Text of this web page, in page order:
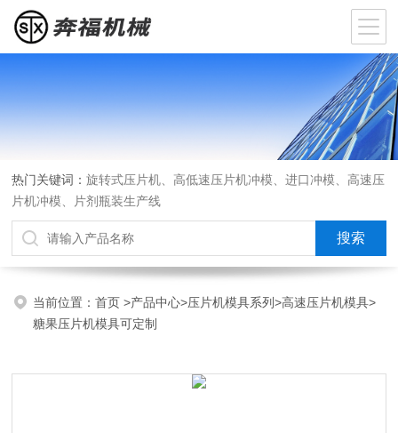
热门关键词：旋转式压片机、高低速压片机冲模、进口冲模、高速压
片机冲模、片剂瓶装生产线
当前位置：首页>产品中心>压片机模具系列>高速压片机模具>
糖果压片机模具可定制